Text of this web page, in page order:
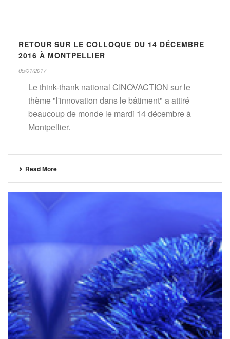
RETOUR SUR LE COLLOQUE DU 14 DÉCEMBRE
2016 À MONTPELLIER
05/01/2017
Le think-thank national CINOVACTION sur le
thème "l'innovation dans le bâtiment" a attiré
beaucoup de monde le mardi 14 décembre à
Montpellier.
Read More